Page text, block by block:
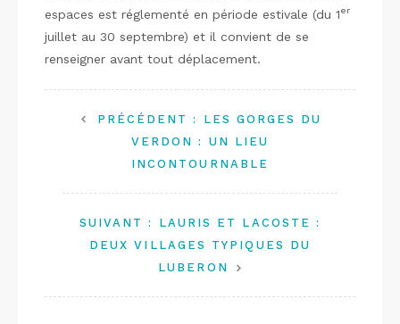
espaces est réglementé en période estivale (du 1er
juillet au 30 septembre) et il convient de se
renseigner avant tout déplacement.
PRÉCÉDENT : LES GORGES DU
VERDON : UN LIEU
INCONTOURNABLE
SUIVANT : LAURIS ET LACOSTE :
DEUX VILLAGES TYPIQUES DU
LUBERON